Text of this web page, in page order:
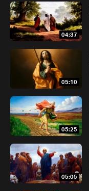
04:37
05:10
05:25
05:05